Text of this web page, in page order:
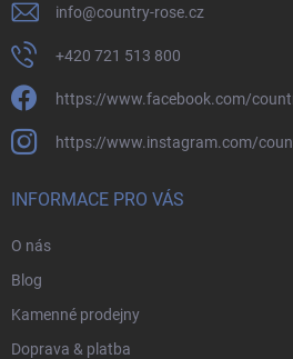
info@country-rose.cz
+420 721 513 800
https://www.facebook.com/
https://www.instagram.com/
INFORMACE PRO VÁS
O nás
Blog
Kamenné prodejny
Doprava & platba